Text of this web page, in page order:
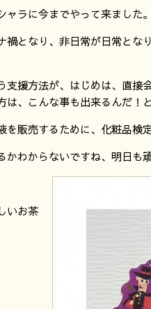
ャラに今までやって来ました。
禍となり、非日常が日常とな
支援方法が、はじめは、直接
は、こんな事も出来るんだ！
を販売するために、化粧品検
かわからないですね、明日も
いお茶